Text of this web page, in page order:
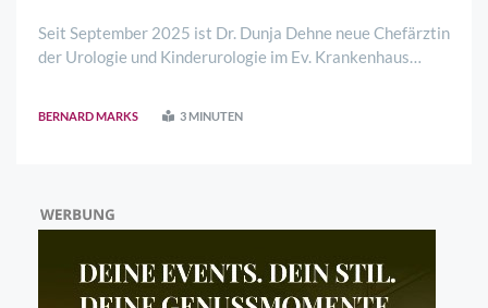
Seit September 2025 ist Dr. Dunja Dehne neue Chefärztin
der Urologie und Kinderurologie im Ev. Krankenhaus
Leitende Oberärztin im EKW. Dr ..
BERNARD MARKS 3 MINUTEN